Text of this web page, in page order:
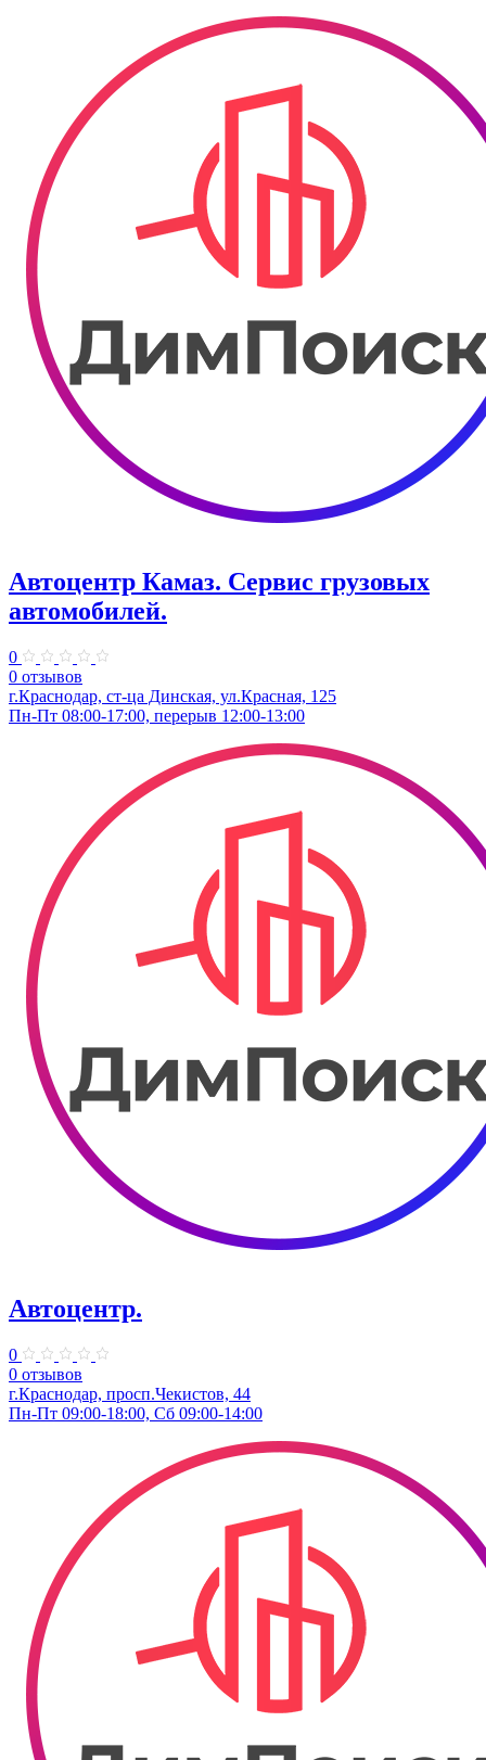
Автоцентр Камаз. Сервис грузовых
автомобилей.
0
0 отзывов
г.Краснодар, ст-ца Динская, ул.Красная, 125
Пн-Пт 08:00-17:00, перерыв 12:00-13:00
Автоцентр.
0
0 отзывов
г.Краснодар, просп.Чекистов, 44
Пн-Пт 09:00-18:00, Сб 09:00-14:00